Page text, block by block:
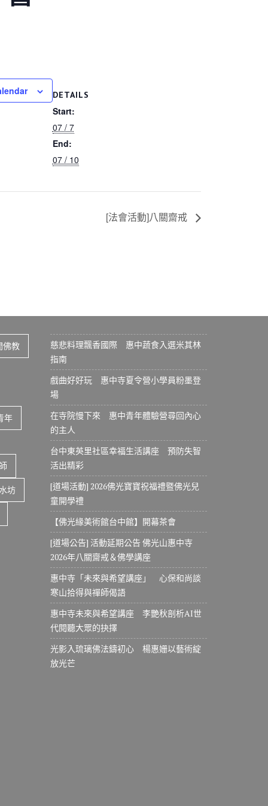
DETAILS
Start:
07 / 7
End:
07 / 10
[法會活動]八關齋戒
佛教
年
坊
慈悲料理飄香國際 惠中蔬食入選米其林
指南
戲曲好好玩 惠中寺夏令營小學員粉墨登
場
在寺院慢下來 惠中青年體驗營尋回內心
的主人
台中東英里社區幸福生活講座 預防失智
活出精彩
[道場活動] 2026佛光寶寶祝福禮暨佛光兒
童開學禮
【佛光緣美術館台中館】開幕茶會
[道場公告] 活動延期公告 佛光山惠中寺
2026年八關齋戒＆佛學講座
惠中寺「未來與希望講座」 心保和尚談
寒山拾得與禪師偈語
惠中寺未來與希望講座 李艷秋剖析AI世
代閱聽大眾的抉擇
光影入琉璃佛法鑄初心 楊惠姗以藝術綻
放光芒